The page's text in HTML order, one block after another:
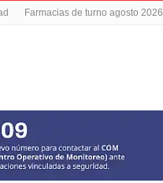
Farmacias de turno agosto 2026